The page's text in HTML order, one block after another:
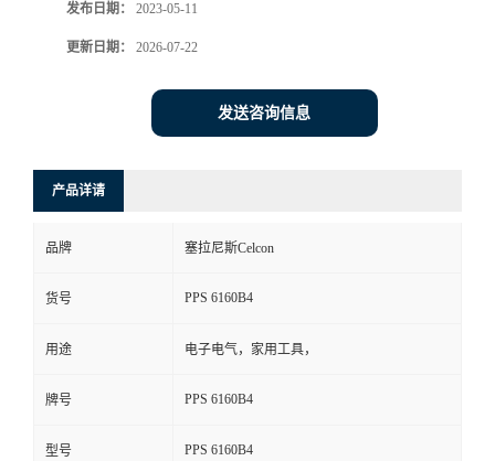
系
发布日期： 2023-05-11
更新日期： 2026-07-22
发送咨询信息
产品详请
品牌 塞拉尼斯Celcon
货号 PPS 6160B4
用途 电子电气，家用工具，
牌号 PPS 6160B4
型号 PPS 6160B4